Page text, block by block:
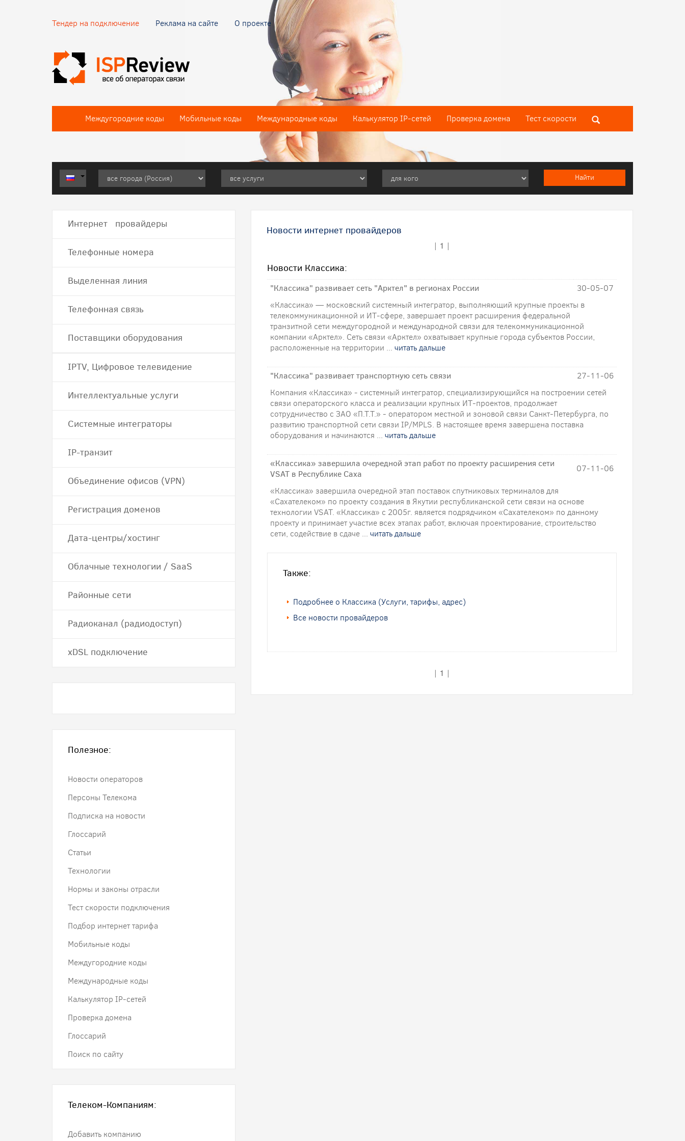
Тендер на подключение Реклама на сайте О проекте
Междугородние коды Мобильные коды Международные коды Калькулятор IP-сетей Проверка домена Тест скороcти
Новости интернет провайдеров
| 1 |
Новости Классика:
"Классика" развивает сеть "Арктел" в регионах России
30-05-07
«Классика» — московский системный интегратор, выполняющий крупные проекты в
телекоммуникационной и ИТ-сфере, завершает проект расширения федеральной
транзитной сети междугородной и международной связи для телекоммуникационной
компании «Арктел». Сеть связи «Арктел» охватывает крупные города субъектов России,
расположенные на территории ... читать дальше
"Классика" развивает транспортную сеть связи
27-11-06
Компания «Классика» - системный интегратор, специализирующийся на построении сетей
связи операторского класса и реализации крупных ИТ-проектов, продолжает
сотрудничество с ЗАО «П.Т.Т.» - оператором местной и зоновой связи Санкт-Петербурга, по
развитию транспортной сети связи IP/MPLS. В настоящее время завершена поставка
оборудования и начинаются ... читать дальше
«Классика» завершила очередной этап работ по проекту расширения сети
VSAT в Республике Саха
07-11-06
«Классика» завершила очередной этап поставок спутниковых терминалов для
«Сахателеком» по проекту создания в Якутии республиканской сети связи на основе
технологии VSAT. «Классика» с 2005г. является подрядчиком «Сахателеком» по данному
проекту и принимает участие всех этапах работ, включая проектирование, строительство
сети, содействие в сдаче ... читать дальше
Также:
Подробнее о Классика (Услуги, тарифы, адрес)
Все новости провайдеров
| 1 |
Интернет провайдеры
Телефонные номера
Выделенная линия
Телефонная связь
Поставщики оборудования
IPTV, Цифровое телевидение
Интеллектуальные услуги
Системные интеграторы
IP-транзит
Объединение офисов (VPN)
Регистрация доменов
Дата-центры/хостинг
Облачные технологии / SaaS
Районные сети
Радиоканал (радиодоступ)
хDSL подключение
Полезное:
Новости операторов
Персоны Телекома
Подписка на новости
Глоссарий
Статьи
Технологии
Нормы и законы отрасли
Тест скорости подключения
Подбор интернет тарифа
Мобильные коды
Междугородние коды
Международные коды
Калькулятор IP-сетей
Проверка домена
Глоссарий
Поиск по сайту
Телеком-Компаниям:
Добавить компанию